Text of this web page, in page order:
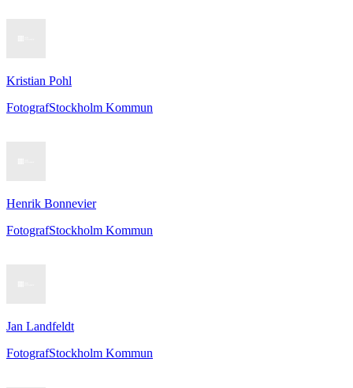
Kristian Pohl
FotografStockholm Kommun
Henrik Bonnevier
FotografStockholm Kommun
Jan Landfeldt
FotografStockholm Kommun